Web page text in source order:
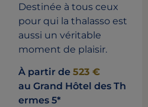
Destinée à tous ceux
pour qui la thalasso est
aussi un véritable
moment de plaisir.
À partir de 523 €
au Grand Hôtel des Th
ermes 5*